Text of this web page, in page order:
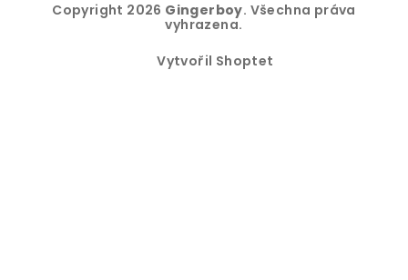
Copyright 2026 Gingerboy. Všechna práva
vyhrazena.
Vytvořil Shoptet